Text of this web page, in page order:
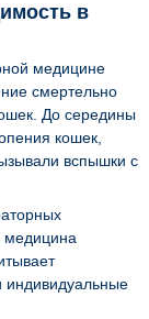
в
медицине
смертельно
До середины
кошек,
вспышки с
медицина
индивидуальные